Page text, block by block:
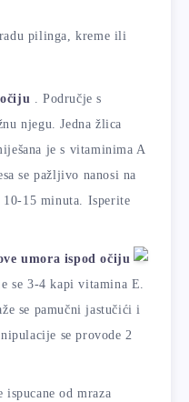
pilinga, kreme ili
. Područje s
njegu. Jedna žlica
je s vitaminima A
se pažljivo nanosi na
15 minuta. Isperite
umora ispod očiju
se 3-4 kapi vitamina E.
se pamučni jastučići i
se provode 2
ispucane od mraza